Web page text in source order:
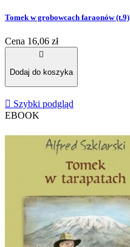
Tomek w grobowcach faraonów (t.9)
Cena 16,06 zł

Dodaj do koszyka
 Szybki podgląd
EBOOK